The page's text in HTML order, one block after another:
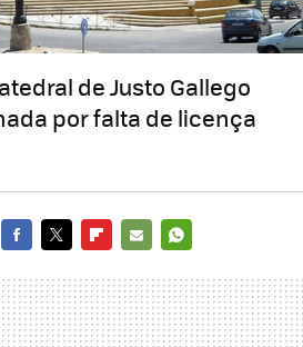
de Justo Gallego
por falta de licença
MAIL